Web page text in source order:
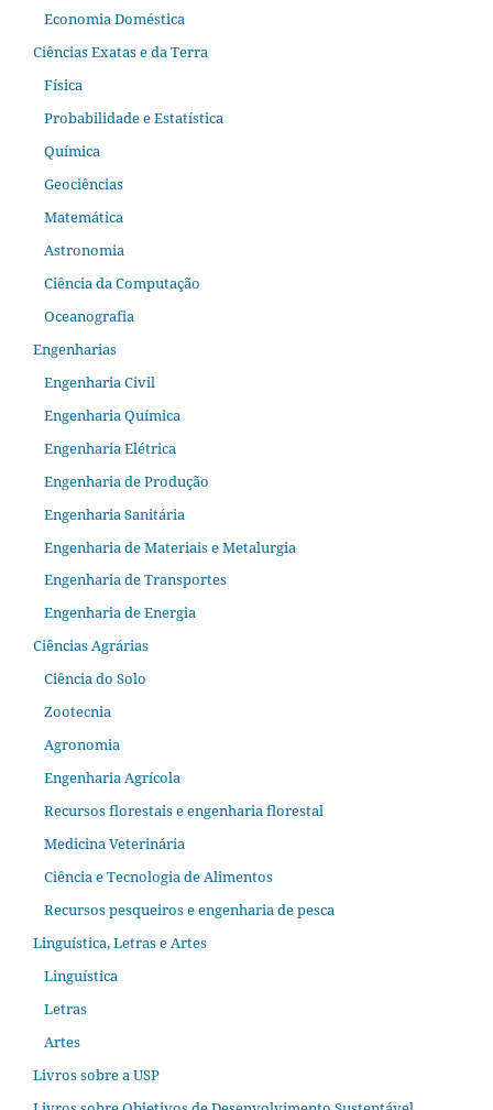
Economia Doméstica
Ciências Exatas e da Terra
Física
Probabilidade e Estatística
Química
Geociências
Matemática
Astronomia
Ciência da Computação
Oceanografia
Engenharias
Engenharia Civil
Engenharia Química
Engenharia Elétrica
Engenharia de Produção
Engenharia Sanitária
Engenharia de Materiais e Metalurgia
Engenharia de Transportes
Engenharia de Energia
Ciências Agrárias
Ciência do Solo
Zootecnia
Agronomia
Engenharia Agrícola
Recursos florestais e engenharia florestal
Medicina Veterinária
Ciência e Tecnologia de Alimentos
Recursos pesqueiros e engenharia de pesca
Linguística, Letras e Artes
Linguística
Letras
Artes
Livros sobre a USP